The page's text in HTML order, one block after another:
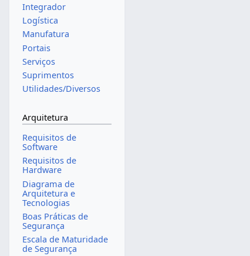
Integrador
Logística
Manufatura
Portais
Serviços
Suprimentos
Utilidades/Diversos
Arquitetura
Requisitos de
Software
Requisitos de
Hardware
Diagrama de
Arquitetura e
Tecnologias
Boas Práticas de
Segurança
Escala de Maturidade
de Segurança